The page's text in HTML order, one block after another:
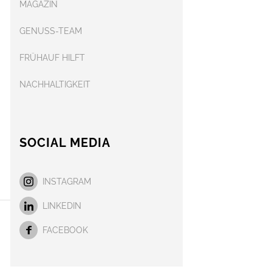
MAGAZIN
GENUSS-TEAM
FRÜHAUF HILFT
NACHHALTIGKEIT
SOCIAL MEDIA
INSTAGRAM
LINKEDIN
FACEBOOK